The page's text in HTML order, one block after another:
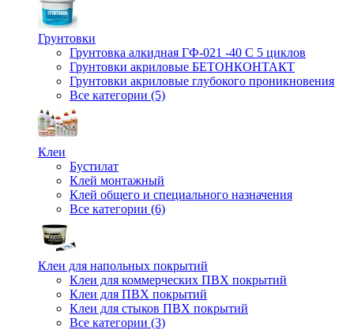
Грунтовки
Грунтовка алкидная ГФ-021 -40 С 5 циклов
Грунтовки акриловые БЕТОНКОНТАКТ
Грунтовки акриловые глубокого проникновения
Все категории (5)
Клеи
Бустилат
Клей монтажный
Клей общего и специального назначения
Все категории (6)
Клеи для напольных покрытий
Клеи для коммерческих ПВХ покрытий
Клеи для ПВХ покрытий
Клеи для стыков ПВХ покрытий
Все категории (3)